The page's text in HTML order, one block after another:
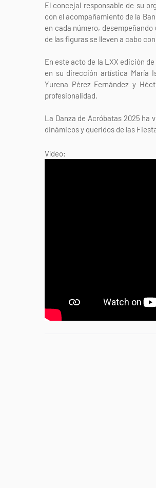
El concejal responsable de su
con el acompañamiento de la
en cada número,
de las figuras se lleven a cabo
En este acto de la LXX edición
en su dirección artística María
Yurena Pérez Fernández y
profesionalidad.
La Danza de Acróbatas 2025 ha
dinámicos y queridos de las
Vídeo: